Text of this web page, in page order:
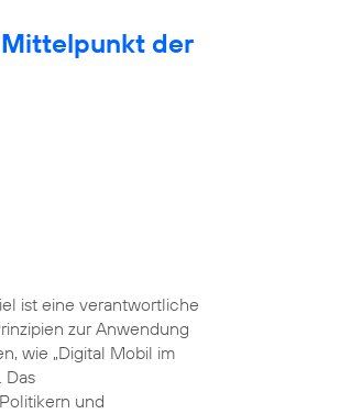
Mittelpunkt der
ist eine verantwortliche
zur Anwendung
wie „Digital Mobil im
Das
und